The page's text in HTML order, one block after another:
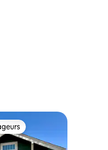
les plus appréciés